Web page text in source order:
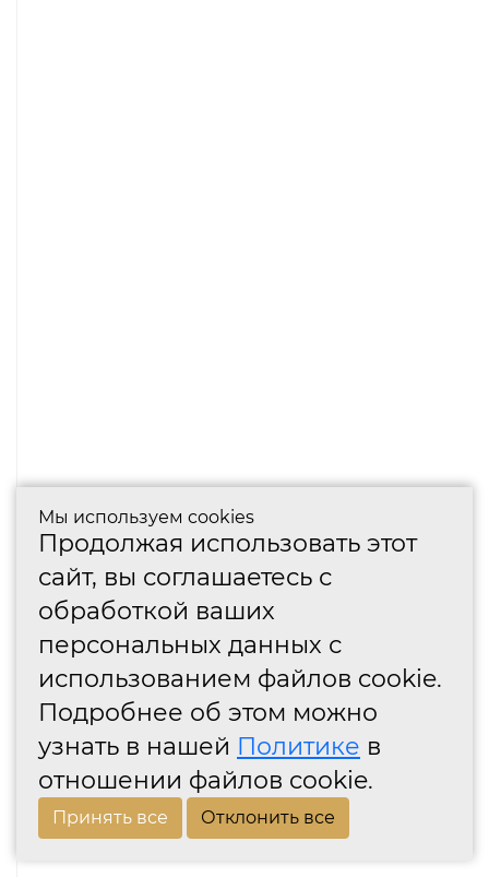
Мы используем cookies
Продолжая использовать этот
сайт, вы соглашаетесь с
обработкой ваших
персональных данных с
использованием файлов cookie.
Подробнее об этом можно
узнать в нашей Политике в
отношении файлов cookie.
Принять все Отклонить все